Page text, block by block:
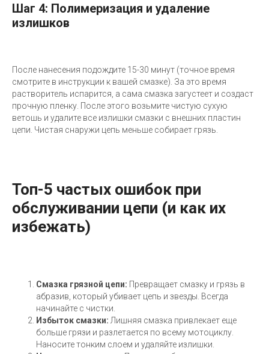
Шаг 4: Полимеризация и удаление
излишков
После нанесения подождите 15-30 минут (точное время
смотрите в инструкции к вашей смазке). За это время
растворитель испарится, а сама смазка загустеет и создаст
прочную пленку. После этого возьмите чистую сухую
ветошь и удалите все излишки смазки с внешних пластин
цепи. Чистая снаружи цепь меньше собирает грязь.
Топ-5 частых ошибок при
обслуживании цепи (и как их
избежать)
Смазка грязной цепи: Превращает смазку и грязь в
абразив, который убивает цепь и звезды. Всегда
начинайте с чистки.
Избыток смазки: Лишняя смазка привлекает еще
больше грязи и разлетается по всему мотоциклу.
Наносите тонким слоем и удаляйте излишки.